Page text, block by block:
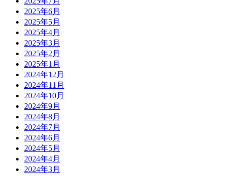
2025年6月
2025年5月
2025年4月
2025年3月
2025年2月
2025年1月
2024年12月
2024年11月
2024年10月
2024年9月
2024年8月
2024年7月
2024年6月
2024年5月
2024年4月
2024年3月